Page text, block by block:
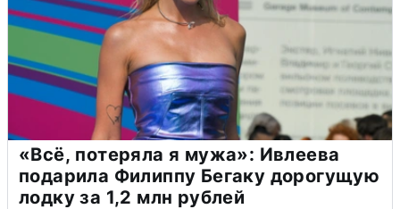
«Всё, потеряла я мужа»: Ивлеева
подарила Филиппу Бегаку дорогущую
лодку за 1,2 млн рублей